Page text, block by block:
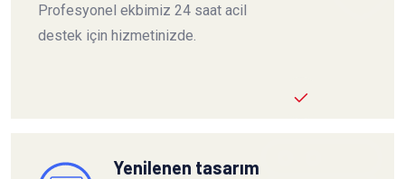
Profesyonel ekbimiz 24 saat acil
destek için hizmetinizde.
Yenilenen tasarım